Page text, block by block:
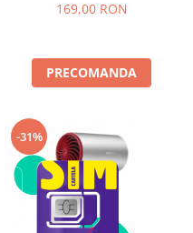
sticle de vin. Funcționează cu
169,00 RON
PRECOMANDA
-31%